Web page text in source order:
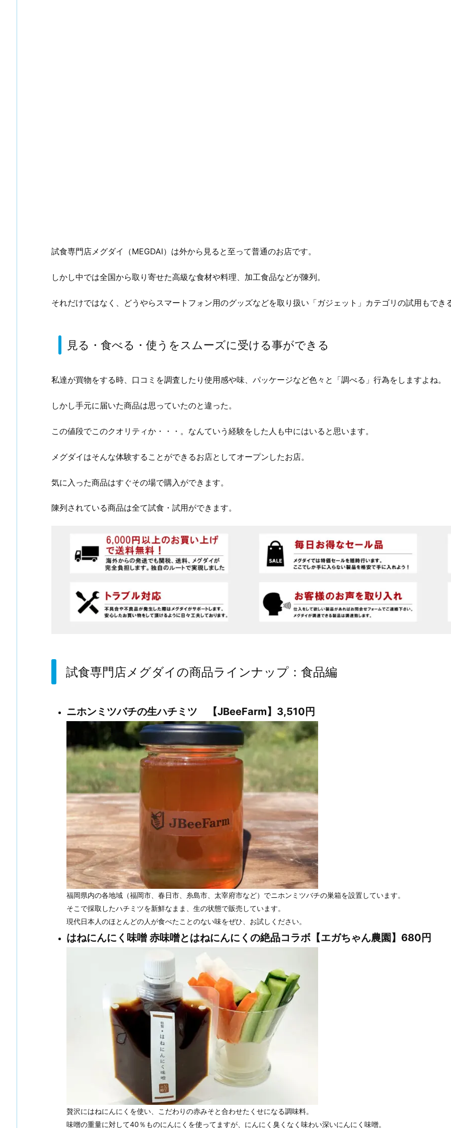
試食専門店メグダイ（MEGDAI）は外から見ると至って普通のお店です。
しかし中では全国から取り寄せた高級な食材や料理、加工食品などが陳列。
それだけではなく、どうやらスマートフォン用のグッズなどを取り扱い「ガジェット」カテゴリの試用もでき
見る・食べる・使うをスムーズに受ける事ができる
私達が買物をする時、口コミを調査したり使用感や味、パッケージなど色々と「調べる」行為をしますよね。
しかし手元に届いた商品は思っていたのと違った。
この値段でこのクオリティか・・・。なんていう経験をした人も中にはいると思います。
メグダイはそんな体験することができるお店としてオープンしたお店。
気に入った商品はすぐその場で購入ができます。
陳列されている商品は全て試食・試用ができます。
試食専門店メグダイの商品ラインナップ：食品編
ニホンミツバチの生ハチミツ 【JBeeFarm】3,510円
福岡県内の各地域（福岡市、春日市、糸島市、太宰府市など）でニホンミツバチの巣箱を設置しています。
そこで採取したハチミツを新鮮なまま、生の状態で販売しています。
現代日本人のほとんどの人が食べたことのない味をぜひ、お試しください。
はねにんにく味噌 赤味噌とはねにんにくの絶品コラボ【エガちゃん農園】680円
贅沢にはねにんにくを使い、こだわりの赤みそと合わせたくせになる調味料。
味噌の重量に対して40％ものにんにくを使ってますが、にんにく臭くなく味わい深いにんにく味噌。